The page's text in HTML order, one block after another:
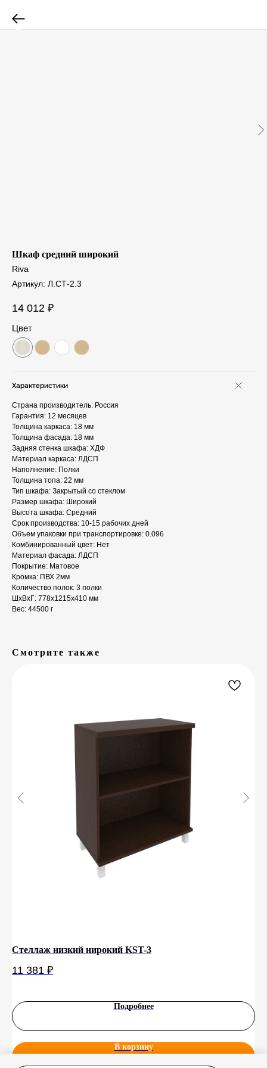
Шкаф средний широкий
Riva
Артикул: Л.СТ-2.3
14 012 ₽
Цвет
Характеристики
Страна производитель: Россия
Гарантия: 12 месяцев
Толщина каркаса: 18 мм
Толщина фасада: 18 мм
Задняя стенка шкафа: ХДФ
Материал каркаса: ЛДСП
Наполнение: Полки
Толщина топа: 22 мм
Тип шкафа: Закрытый со стеклом
Размер шкафа: Широкий
Высота шкафа: Средний
Срок производства: 10-15 рабочих дней
Объем упаковки при транспортировке: 0.096
Комбинированный цвет: Нет
Материал фасада: ЛДСП
Покрытие: Матовое
Кромка: ПВХ 2мм
Количество полок: 3 полки
ШxВxГ: 778x1215x410 мм
Вес: 44500 г
Смотрите также
Стеллаж низкий нирокий KST-3
11 381 ₽
Подробнее
В корзину